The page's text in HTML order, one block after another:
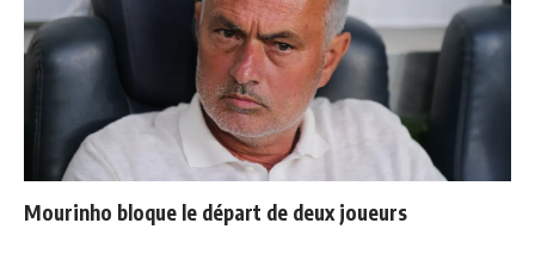
Mourinho bloque le départ de deux joueurs